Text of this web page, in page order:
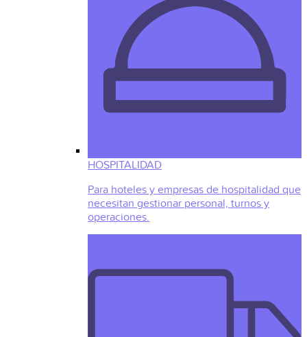
HOSPITALIDAD
Para hoteles y empresas de hospitalidad que
necesitan gestionar personal, turnos y
operaciones.